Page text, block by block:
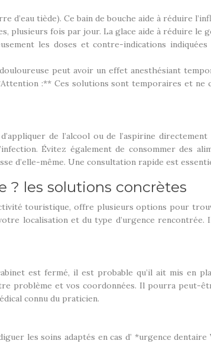
d’eau tiède). Ce bain de bouche aide à réduire
plusieurs fois par jour. La glace aide à réduire le
les doses et contre-indications
peut avoir un effet anesthésiant
:** Ces solutions sont temporaires et ne
de l’alcool ou de l’aspirine
Évitez également de consommer des
d’elle-même. Une consultation rapide est
? les solutions concrètes
touristique, offre plusieurs options pour
localisation et du type d’urgence
est fermé, il est probable qu’il ait mis en
problème et vos coordonnées. Il pourra
connu du praticien.
les soins adaptés en cas d’ *urgence